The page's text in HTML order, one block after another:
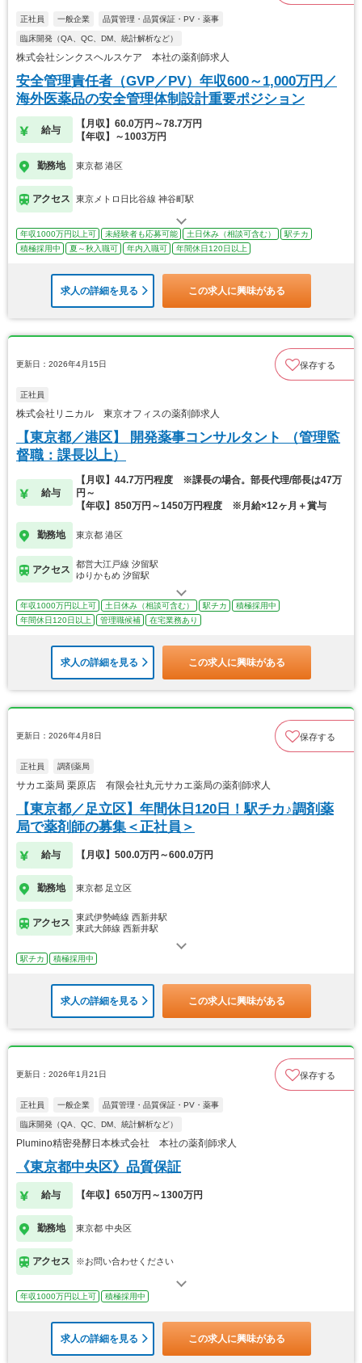
正社員 一般企業 品質管理・品質保証・PV・薬事
臨床開発（QA、QC、DM、統計解析など）
株式会社シンクスヘルスケア 本社の薬剤師求人
安全管理責任者（GVP／PV）年収600～1,000万円／
海外医薬品の安全管理体制設計重要ポジション
給与
【月収】60.0万円～78.7万円
【年収】～1003万円
勤務地 東京都 港区
アクセス 東京メトロ日比谷線 神谷町駅
年収1000万円以上可 未経験者も応募可能 土日休み（相談可含む）
駅チカ
積極採用中
夏～秋入職可 年内入職可 年間休日120日以上
求人の詳細を見る この求人に興味がある
更新日：2026年4月15日 保存する
正社員
株式会社リニカル 東京オフィスの薬剤師求人
【東京都／港区】 開発薬事コンサルタント （管理監
督職：課長以上）
給与
【月収】44.7万円程度 ※課長の場合。部長代理/部長は47万
円～
【年収】850万円～1450万円程度 ※月給×12ヶ月＋賞与
勤務地 東京都 港区
アクセス
都営大江戸線 汐留駅
ゆりかもめ 汐留駅
年収1000万円以上可 土日休み（相談可含む） 駅チカ
積極採用中
年間休日120日以上
管理職候補 在宅業務あり
求人の詳細を見る この求人に興味がある
更新日：2026年4月8日 保存する
正社員 調剤薬局
サカエ薬局 栗原店 有限会社丸元サカエ薬局の薬剤師求人
【東京都／足立区】年間休日120日！駅チカ♪調剤薬
局で薬剤師の募集＜正社員＞
給与 【月収】500.0万円～600.0万円
勤務地 東京都 足立区
アクセス
東武伊勢崎線 西新井駅
東武大師線 西新井駅
駅チカ 積極採用中
求人の詳細を見る この求人に興味がある
更新日：2026年1月21日 保存する
正社員 一般企業 品質管理・品質保証・PV・薬事
臨床開発（QA、QC、DM、統計解析など）
Plumino精密発酵日本株式会社 本社の薬剤師求人
《東京都中央区》品質保証
給与 【年収】650万円～1300万円
勤務地 東京都 中央区
アクセス ※お問い合わせください
年収1000万円以上可 積極採用中
求人の詳細を見る この求人に興味がある